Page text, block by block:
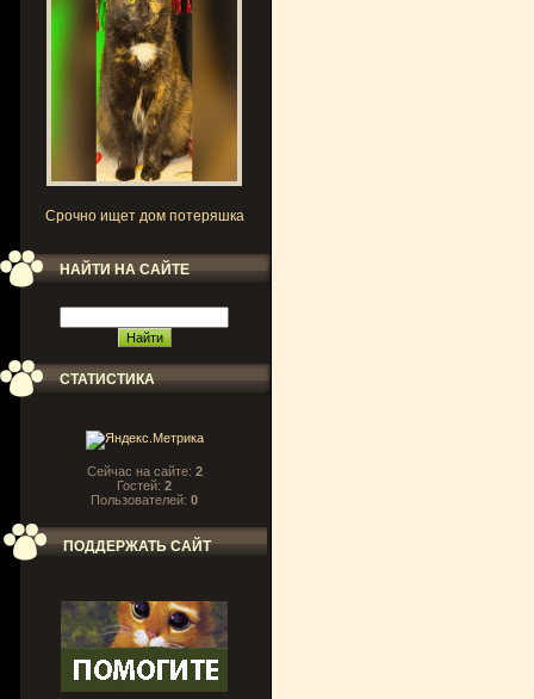
Срочно ищет дом потеряшка
НАЙТИ НА САЙТЕ
СТАТИСТИКА
Сейчас на сайте: 2
Гостей: 2
Пользователей: 0
ПОДДЕРЖАТЬ САЙТ